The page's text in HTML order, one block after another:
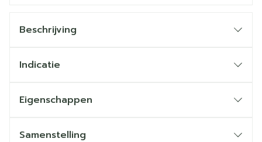
Beschrijving
Indicatie
Eigenschappen
Samenstelling